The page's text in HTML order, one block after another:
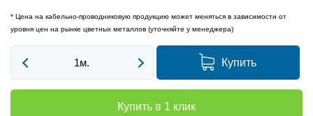
* Цена на кабельно-проводниковую продукцию может меняться в зависимости от
уровня цен на рынке цветных металлов (уточняйте у менеджера)
Купить
Купить в 1 клик